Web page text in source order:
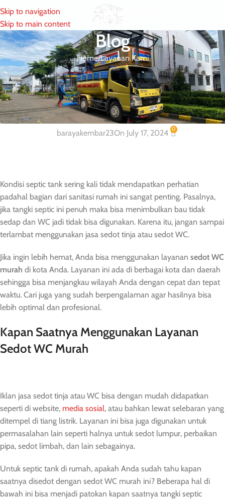
Skip to navigation
Skip to main content
MENU
Blog
Home Layanan Kami
LAYANAN KAMI
Layanan Sedot WC dan Tinja Murah
Terpercaya
barayakembar23On July 17, 2024 0
Kondisi septic tank sering kali tidak mendapatkan perhatian
padahal bagian dari sanitasi rumah ini sangat penting. Pasalnya,
jika tangki septic ini penuh maka bisa menimbulkan bau tidak
sedap dan WC jadi tidak bisa digunakan. Karena itu, jangan sampai
terlambat menggunakan jasa sedot tinja atau sedot WC.
Jika ingin lebih hemat, Anda bisa menggunakan layanan sedot WC
murah di kota Anda. Layanan ini ada di berbagai kota dan daerah
sehingga bisa menjangkau wilayah Anda dengan cepat dan tepat
waktu. Cari juga yang sudah berpengalaman agar hasilnya bisa
lebih optimal dan profesional.
Kapan Saatnya Menggunakan Layanan
Sedot WC Murah
Iklan jasa sedot tinja atau WC bisa dengan mudah didapatkan
seperti di website, media sosial, atau bahkan lewat selebaran yang
ditempel di tiang listrik. Layanan ini bisa juga digunakan untuk
permasalahan lain seperti halnya untuk sedot lumpur, perbaikan
pipa, sedot limbah, dan lain sebagainya.
Untuk septic tank di rumah, apakah Anda sudah tahu kapan
saatnya disedot dengan sedot WC murah ini? Beberapa hal di
bawah ini bisa menjadi patokan kapan saatnya tangki septic